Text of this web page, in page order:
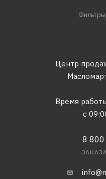
Фильтры
Центр
Время
с
8